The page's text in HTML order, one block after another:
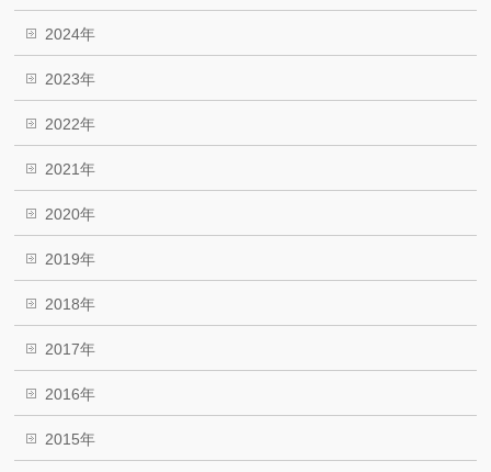
2024年
2023年
2022年
2021年
2020年
2019年
2018年
2017年
2016年
2015年